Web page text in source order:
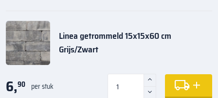
Linea getrommeld 15x15x60 cm
Grijs/Zwart
6,90 per stuk